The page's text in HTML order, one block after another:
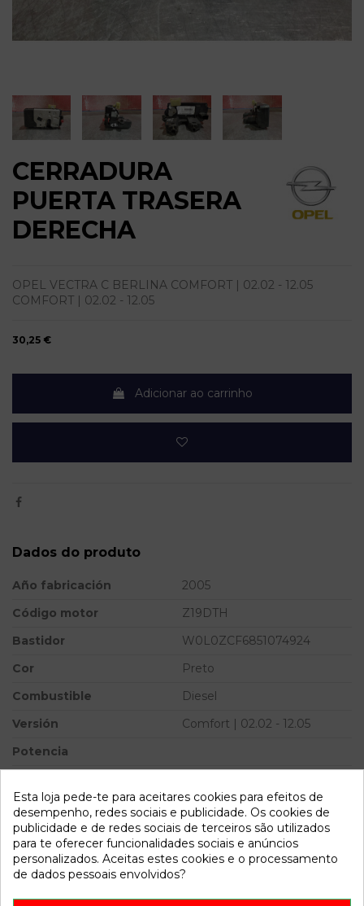
CERRADURA
PUERTA TRASERA
DERECHA
OPEL VECTRA C BERLINA COMFORT | 02.02 - 12.05
COMFORT | 02.02 - 12.05
30,25 €
Adicionar ao carrinho
Dados do produto
Año fabricación
2005
Código motor
Z19DTH
Bastidor
W0L0ZCF6851074924
Cor
Preto
Combustible
Diesel
Versión
Comfort | 02.02 - 12.05
Potencia
| 02.02 - 12.05
Referência 810015
Disponível a partir de: 2022-04-06
Esta loja pede-te para aceitares cookies para efeitos de
desempenho, redes sociais e publicidade. Os cookies de
publicidade e de redes sociais de terceiros são utilizados
para te oferecer funcionalidades sociais e anúncios
personalizados. Aceitas estes cookies e o processamento
de dados pessoais envolvidos?